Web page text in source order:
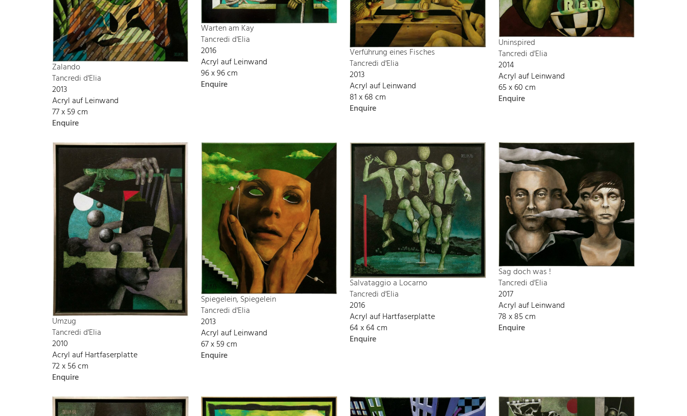
Zalando
Tancredi d'Elia
2013
Acryl auf Leinwand
77 x 59 cm
Enquire
Warten am Kay
Tancredi d'Elia
2016
Acryl auf Leinwand
96 x 96 cm
Enquire
Verführung eines Fisches
Tancredi d'Elia
2013
Acryl auf Leinwand
81 x 68 cm
Enquire
Uninspired
Tancredi d'Elia
2014
Acryl auf Leinwand
65 x 60 cm
Enquire
Umzug
Tancredi d'Elia
2010
Acryl auf Hartfaserplatte
72 x 56 cm
Enquire
Spiegelein, Spiegelein
Tancredi d'Elia
2013
Acryl auf Leinwand
67 x 59 cm
Enquire
Salvataggio a Locarno
Tancredi d'Elia
2016
Acryl auf Hartfaserplatte
64 x 64 cm
Enquire
Sag doch was !
Tancredi d'Elia
2017
Acryl auf Leinwand
78 x 85 cm
Enquire